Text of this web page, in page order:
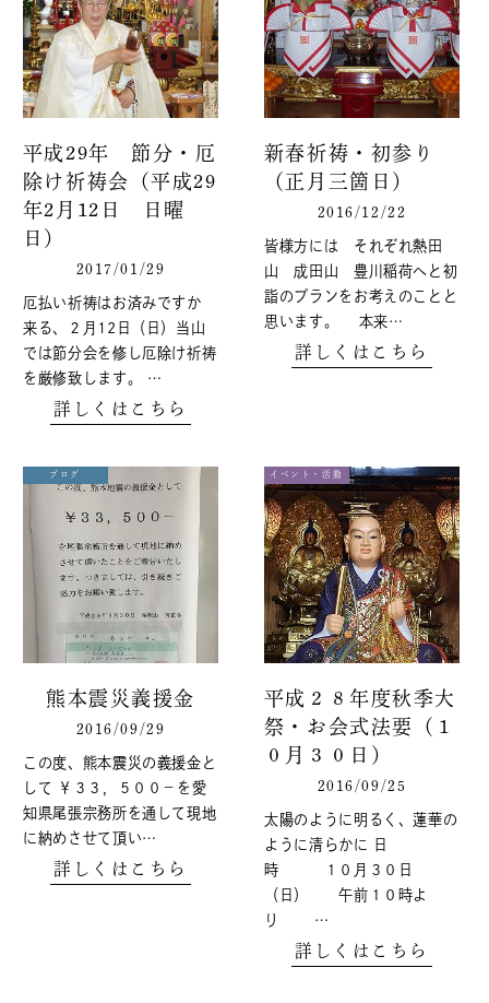
平成29年 節分・厄
除け祈祷会（平成29
年2月12日 日曜
日）
2017/01/29
厄払い祈祷はお済みですか
来る、２月12日（日）当山
では節分会を修し厄除け祈祷
を厳修致します。 …
詳しくはこちら
新春祈祷・初参り
（正月三箇日）
2016/12/22
皆様方には それぞれ熱田
山 成田山 豊川稲荷へと初
詣のプランをお考えのことと
思います。 本来…
詳しくはこちら
ブログ
熊本震災義援金
2016/09/29
この度、熊本震災の義援金と
して ￥３３，５００－を愛
知県尾張宗務所を通して現地
に納めさせて頂い…
詳しくはこちら
イベント・活動
平成２８年度秋季大
祭・お会式法要（１
０月３０日）
2016/09/25
太陽のように明るく、蓮華の
ように清らかに 日
時 １０月３０日
（日） 午前１０時よ
り …
詳しくはこちら